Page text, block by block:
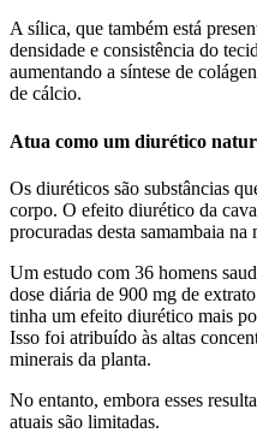
A sílica, que também está
densidade e consistência do
aumentando a síntese de
de cálcio.
Atua como um diurético
Os diuréticos são substâncias
corpo. O efeito diurético da
procuradas desta samambaia na
Um estudo com 36 homens
dose diária de 900 mg de
tinha um efeito diurético mais
Isso foi atribuído às altas
minerais da planta.
No entanto, embora esses
atuais são limitadas.